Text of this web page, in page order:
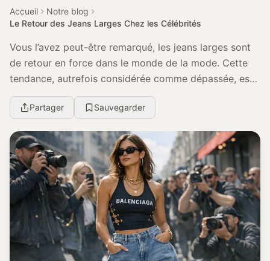
Accueil
Notre blog
Le Retour des Jeans Larges Chez les Célébrités
Vous l’avez peut-être remarqué, les jeans larges sont
de retour en force dans le monde de la mode. Cette
tendance, autrefois considérée comme dépassée, est
aujourd’hui adoptée par une multitude de cél...
Partager Sauvegarder